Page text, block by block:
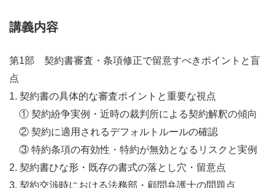
講義内容
第1部 契約書審査・条項修正で留意すべきポイントと盲
点
1. 契約書の具体的な審査ポイントと重要な視点
① 契約紛争実例・近時の裁判所による契約解釈の傾向
② 契約に適用されるデフォルトルールの確認
③ 特約条項の有効性・特約が無効となるリスクと実例
2. 契約書ひな形・既存の書式の落とし穴・留意点
3. 契約交渉時における法務部・顧問弁護士の問題点